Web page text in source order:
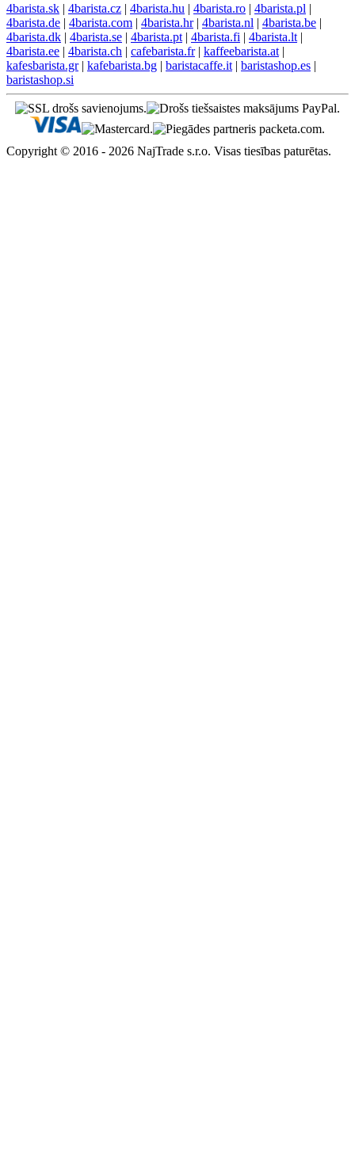
4barista.sk | 4barista.cz | 4barista.hu | 4barista.ro | 4barista.pl |
4barista.de | 4barista.com | 4barista.hr| 4barista.nl | 4barista.be |
4barista.dk | 4barista.se | 4barista.pt | 4barista.fi | 4barista.lt |
4barista.ee | 4barista.ch | cafebarista.fr| kaffeebarista.at |
kafesbarista.gr| kafebarista.bg | baristacaffe.it | baristashop.es |
baristashop.si
Copyright © 2016 - 2026 NajTrade s.r.o. Visas tiesības paturētas.